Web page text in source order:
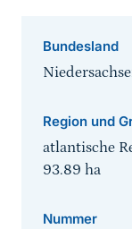
Bundesland
Region und
atlantische
93.89 ha
Nummer